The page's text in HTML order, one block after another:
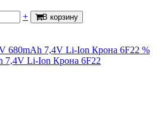
+ В корзину
%
7,4V Li-Ion Крона 6F22